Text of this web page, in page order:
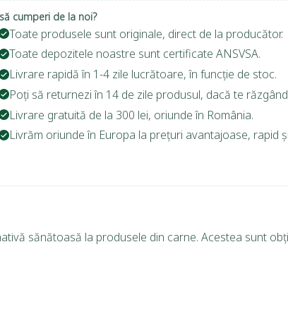
cumperi de la noi?
Toate produsele sunt originale, direct de la producător.
Toate depozitele noastre sunt certificate ANSVSA.
Livrare rapidă în 1-4 zile lucrătoare, în funcție de stoc.
Poți să returnezi în 14 de zile produsul, dacă te
Livrare gratuită de la 300 lei, oriunde în România.
Livrăm oriunde în Europa la prețuri avantajoase, rapid
sănătoasă la produsele din carne. Acestea sunt